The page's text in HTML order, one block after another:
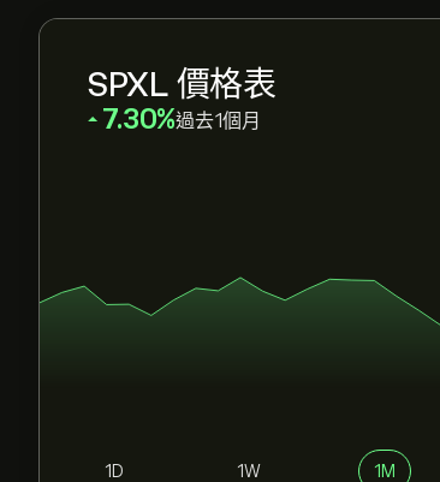
SPXL 價格表
‎7.30‎ 過去1個月
1D 1W 1M